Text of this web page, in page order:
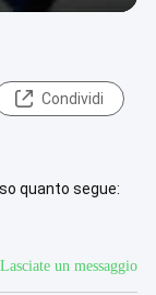
Condividi
quanto segue:
Lasciate un messaggio